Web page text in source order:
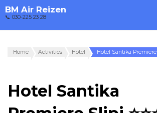
BM Air Reizen
📞 030-225 23 28
Home Activities Hotel Hotel Santika Premiere
Hotel Santika